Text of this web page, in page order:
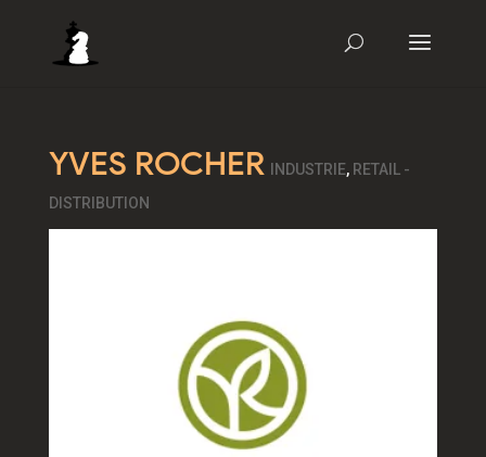
YVES ROCHER INDUSTRIE, RETAIL -
DISTRIBUTION